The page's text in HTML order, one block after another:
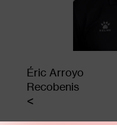
Éric Arroyo
Recobenis